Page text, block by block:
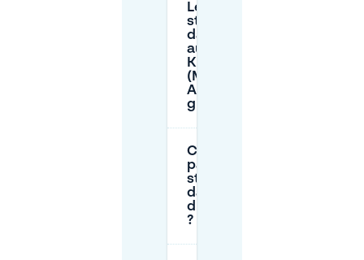
Le
stationnement
dans la rue
autour du
Kunstberg
(Mont des
Arts) est-il
gratuit ?
Comment
payer mon
stationnement
dans la zone
du Kunstberg
?